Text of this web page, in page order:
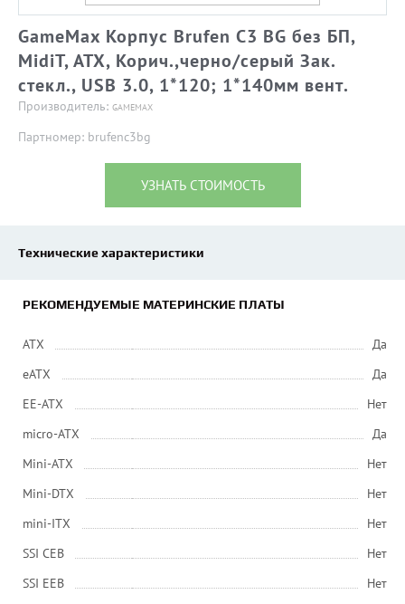
GameMax Корпус Brufen C3 BG без БП,
MidiT, ATX, Корич.,черно/серый Зак.
стекл., USB 3.0, 1*120; 1*140мм вент.
Производитель: GAMEMAX
Партномер: brufenc3bg
УЗНАТЬ СТОИМОСТЬ
Технические характеристики
РЕКОМЕНДУЕМЫЕ МАТЕРИНСКИЕ ПЛАТЫ
ATX
Да
eATX
Да
EE-ATX
Нет
micro-ATX
Да
Mini-ATX
Нет
Mini-DTX
Нет
mini-ITX
Нет
SSI CEB
Нет
SSI EEB
Нет